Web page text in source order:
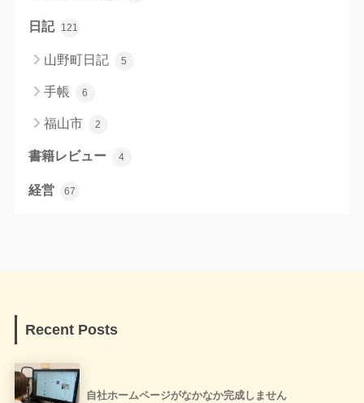
日記 121
山野町日記 5
手帳 6
福山市 2
書籍レビュー 4
経営 67
Recent Posts
自社ホームページがなかなか完成しません